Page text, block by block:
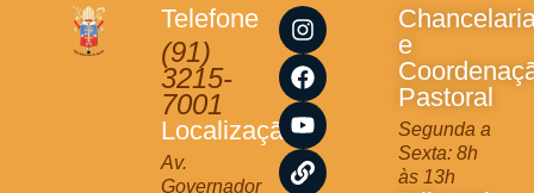
Telefone
(91)
3215-
7001
Localização
Av.
Governador
I
n
s
t
a
g
r
a
F
a
c
e
b
o
o
k
Y
o
u
t
u
b
e
L
i
n
k
e
Pastoral
Segunda a
Sexta: 8h
às 13h